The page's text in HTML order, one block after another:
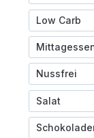
Low Carb
Nussfrei
Salat